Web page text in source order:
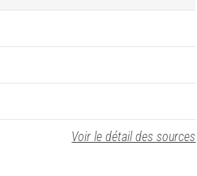
Voir le détail des sources